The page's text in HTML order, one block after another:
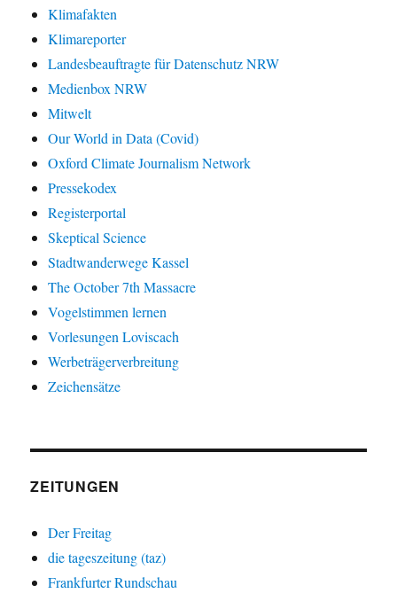
Klimafakten
Klimareporter
Landesbeauftragte für Datenschutz NRW
Medienbox NRW
Mitwelt
Our World in Data (Covid)
Oxford Climate Journalism Network
Pressekodex
Registerportal
Skeptical Science
Stadtwanderwege Kassel
The October 7th Massacre
Vogelstimmen lernen
Vorlesungen Loviscach
Werbeträgerverbreitung
Zeichensätze
ZEITUNGEN
Der Freitag
die tageszeitung (taz)
Frankfurter Rundschau